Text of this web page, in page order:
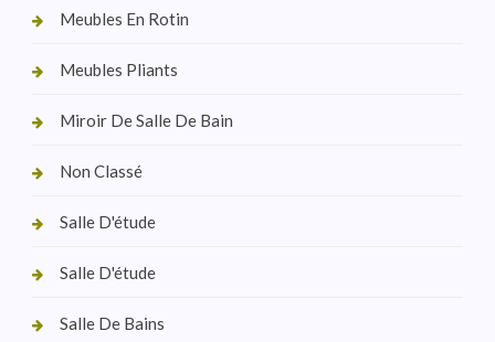
Meubles En Rotin
Meubles Pliants
Miroir De Salle De Bain
Non Classé
Salle D'étude
Salle D'étude
Salle De Bains